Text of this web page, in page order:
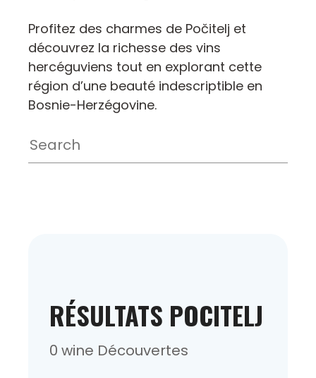
Profitez des charmes de Počitelj et
découvrez la richesse des vins
hercéguviens tout en explorant cette
région d’une beauté indescriptible en
Bosnie-Herzégovine.
RÉSULTATS POCITELJ
0 wine Découvertes